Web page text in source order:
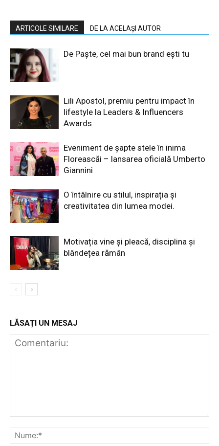
ARTICOLE SIMILARE DE LA ACELAȘI AUTOR
De Paște, cel mai bun brand ești tu
Lili Apostol, premiu pentru impact în
lifestyle la Leaders & Influencers
Awards
Eveniment de șapte stele în inima
Floreascăi – lansarea oficială Umberto
Giannini
O întâlnire cu stilul, inspirația și
creativitatea din lumea modei.
Motivația vine și pleacă, disciplina și
blândețea rămân
LĂSAȚI UN MESAJ